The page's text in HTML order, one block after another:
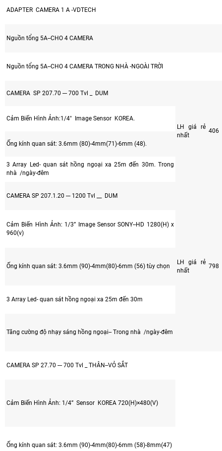
ADAPTER CAMERA 1 A -VDTECH
Nguồn tổng 5A--CHO 4 CAMERA
Nguồn tổng 5A--CHO 4 CAMERA TRONG NHÀ -NGOÀI TRỜI
CAMERA SP 207.70 --- 700 Tvl _ DUM
LH giá rẻ
nhất
406
Cảm Biến Hình Ảnh:1/4" Image Sensor KOREA.
Ống kính quan sát: 3.6mm (80)-4mm(71)-6mm (48).
3 Array Led- quan sát hồng ngoại xa 25m đến 30m. Trong
nhà /ngày-đêm
CAMERA SP 207.1.20 --- 1200 Tvl __ DUM
LH giá rẻ
nhất
798
Cảm Biến Hình Ảnh: 1/3” Image Sensor SONY--HD 1280(H) x
960(v)
Ống kính quan sát: 3.6mm (90)-4mm(80)-6mm (56) tùy chọn
3 Array Led- quan sát hồng ngoại xa 25m đến 30m
Tăng cường độ nhạy sáng hồng ngoại-- Trong nhà /ngày-đêm
CAMERA SP 27.70 --- 700 Tvl _ THÂN--VỎ SẮT
Cảm Biến Hình Ảnh: 1/4” Sensor KOREA 720(H)×480(V)
Ống kính quan sát: 3.6mm (90)-4mm(80)-6mm (58)-8mm(47)